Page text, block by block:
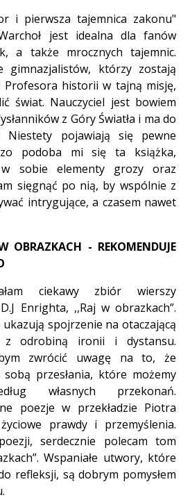
i pierwsza tajemnica zakonu"
jest idealna dla fanów
a także mrocznych tajemnic.
gimnazjalistów, którzy zostają
Profesora historii w tajną misję,
świat. Nauczyciel jest bowiem
z Góry Światła i ma do
Niestety pojawiają się pewne
podoba mi się ta książka,
sobie elementy grozy oraz
sięgnąć po nią, by wspólnie z
intrygujące, a czasem nawet
OBRAZKACH - REKOMENDUJE
ciekawy zbiór wierszy
Enrighta, ,,Raj w obrazkach”.
spojrzenie na otaczającą
z odrobiną ironii i dystansu.
zwrócić uwagę na to, że
przesłania, które możemy
własnych przekonań.
poezje w przekładzie Piotra
prawdy i przemyślenia.
serdecznie polecam tom
Wspaniałe utwory, które
refleksji, są dobrym pomysłem